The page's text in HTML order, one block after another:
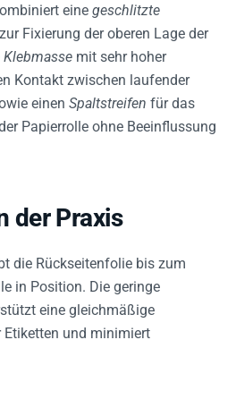
eine geschlitzte
zur Fixierung der oberen Lage der
Klebmasse mit sehr hoher
Kontakt zwischen laufender
einen Spaltstreifen für das
Papierrolle ohne Beeinflussung
der Praxis
die Rückseitenfolie bis zum
in Position. Die geringe
eine gleichmäßige
und minimiert